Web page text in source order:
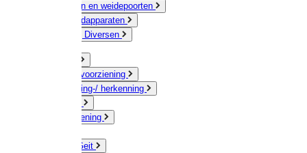
Doorgangen en weidepoorten
Schrikdraadapparaten
Afrastering Diversen
Drinkwatervoorziening
Veemarkering-/ herkenning
Voervoorziening
Schaap / Geit